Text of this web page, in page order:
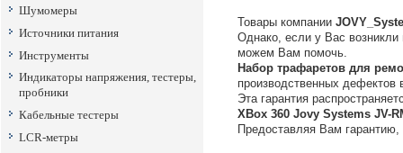
Шумомеры
Источники питания
Инструменты
Индикаторы напряжения, тестеры,
пробники
Кабельные тестеры
LCR-метры
Товары компании
Однако, если у Вас
можем Вам помочь.
Набор трафаретов для
производственных дефектов
Эта гарантия
XBox 360 Jovy Systems JV-
Предоставляя Вам